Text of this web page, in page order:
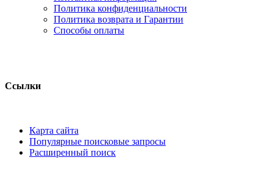
Политика конфиденциальности
Политика возврата и Гарантии
Способы оплаты
Ссылки
Карта сайта
Популярные поисковые запросы
Расширенный поиск